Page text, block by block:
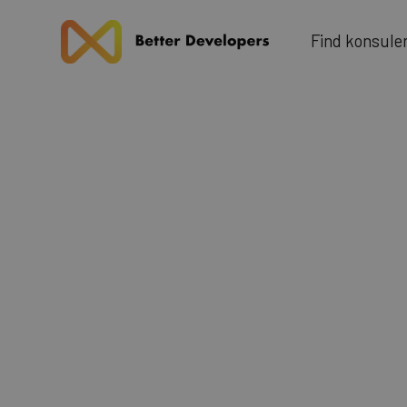
Find konsule